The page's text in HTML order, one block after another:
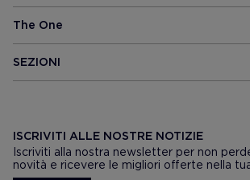
The One
SEZIONI
ISCRIVITI ALLE NOSTRE NOTIZIE
Iscriviti alla nostra newsletter per non
novità e ricevere le migliori offerte nella